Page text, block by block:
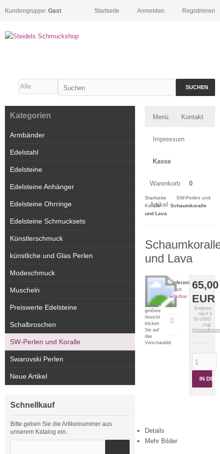
Kundengruppe: Gast Registrieren
Anmelden
Startseite
SUCHEN
Menü Kontakt
Impressum
Kasse
Warenkorb 0
Artikel
Startseite
SW-Perlen und
Koralle
Schaumkoralle
und Lava
und Lava
Für eine
größere
Ansicht
klicken
Sie auf
das
Vorschaubild
65,00
EUR
Endpreis
nach §
19 UStG.
zzgl.
IN DEN
Lieferzeit:
sofort
lieferbar
Artikeldatenblatt
drucken
Details
Mehr Bilder
Kategorien
Armbänder
Edelstahl
Edelsteine
Edelsteine Anhänger
Edelsteine Ohrringe
Edelsteine Schmucksets
Künstlerschmuck
künstliche und Glas Perlen
Modeschmuck
Muscheln
Preiswerte Edelsteine
Schalbroschen
SW-Perlen und Koralle
Swarovski Perlen
Neue Artikel
Schnellkauf
Bitte geben Sie die Artikelnummer aus
unserem Katalog ein.